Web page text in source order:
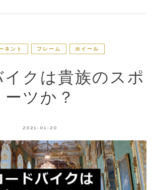
ネント フレーム ホイール
イクは貴族のスポ
ーツか？
2021-01-20